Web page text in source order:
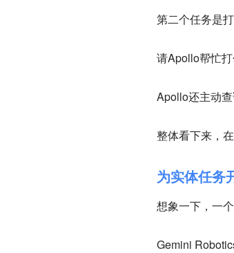
第二个任务是打
请Apollo帮忙
Apollo还主动
整体看下来，
为实体任务
想象一下，一
Gemini